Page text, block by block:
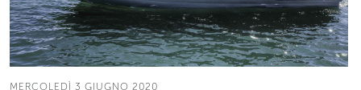
MERCOLEDÌ 3 GIUGNO 2020